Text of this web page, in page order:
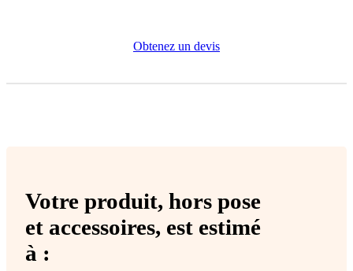
Obtenez un devis
Votre produit, hors pose
et accessoires, est estimé
à :